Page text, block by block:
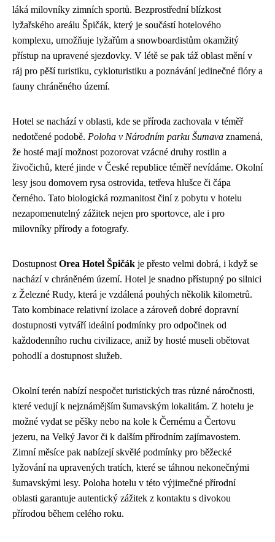
láká milovníky zimních sportů. Bezprostřední blízkost
lyžařského areálu Špičák, který je součástí hotelového
komplexu, umožňuje lyžařům a snowboardistům okamžitý
přístup na upravené sjezdovky. V létě se pak táž oblast mění v
ráj pro pěší turistiku, cykloturistiku a poznávání jedinečné flóry a
fauny chráněného území.
Hotel se nachází v oblasti, kde se příroda zachovala v téměř
nedotčené podobě. Poloha v Národním parku Šumava znamená,
že hosté mají možnost pozorovat vzácné druhy rostlin a
živočichů, které jinde v České republice téměř nevídáme. Okolní
lesy jsou domovem rysa ostrovida, tetřeva hlušce či čápa
černého. Tato biologická rozmanitost činí z pobytu v hotelu
nezapomenutelný zážitek nejen pro sportovce, ale i pro
milovníky přírody a fotografy.
Dostupnost Orea Hotel Špičák je přesto velmi dobrá, i když se
nachází v chráněném území. Hotel je snadno přístupný po silnici
z Železné Rudy, která je vzdálená pouhých několik kilometrů.
Tato kombinace relativní izolace a zároveň dobré dopravní
dostupnosti vytváří ideální podmínky pro odpočinek od
každodenního ruchu civilizace, aniž by hosté museli obětovat
pohodlí a dostupnost služeb.
Okolní terén nabízí nespočet turistických tras různé náročnosti,
které vedují k nejznámějším šumavským lokalitám. Z hotelu je
možné vydat se pěšky nebo na kole k Černému a Čertovu
jezeru, na Velký Javor či k dalším přírodním zajímavostem.
Zimní měsíce pak nabízejí skvělé podmínky pro běžecké
lyžování na upravených tratích, které se táhnou nekonečnými
šumavskými lesy. Poloha hotelu v této výjimečné přírodní
oblasti garantuje autentický zážitek z kontaktu s divokou
přírodou během celého roku.